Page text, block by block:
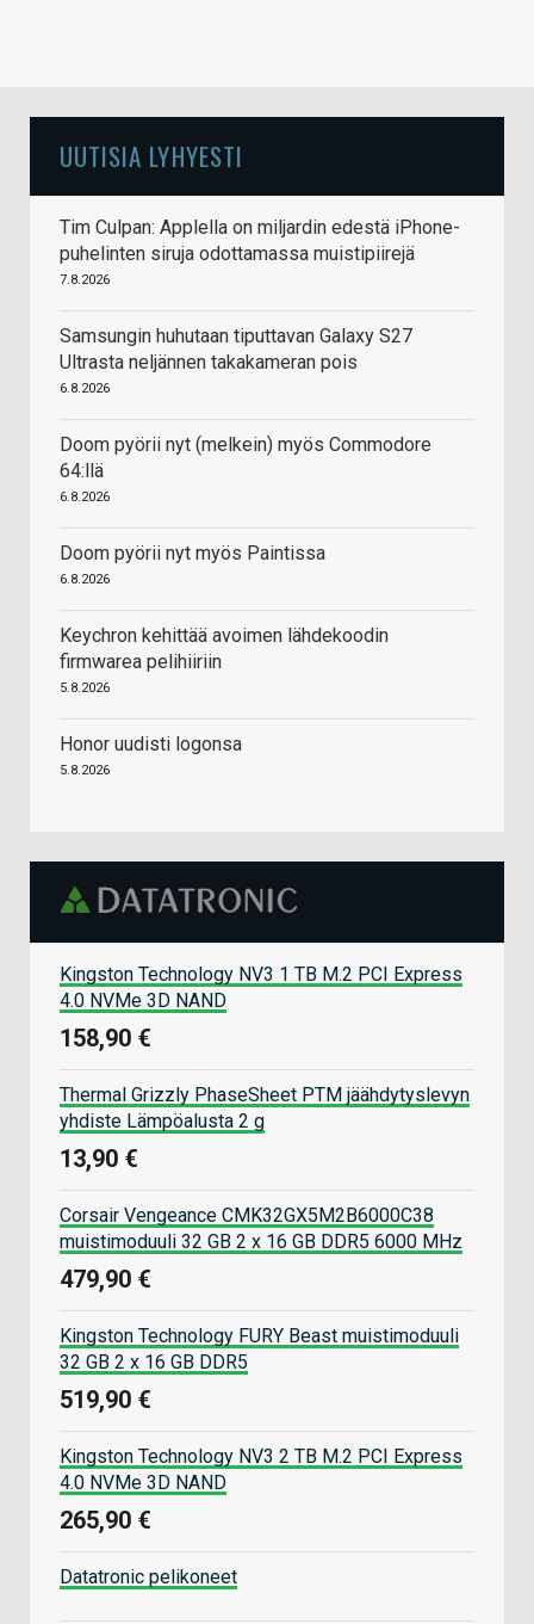
UUTISIA LYHYESTI
Tim Culpan: Applella on miljardin edestä iPhone-
puhelinten siruja odottamassa muistipiirejä
7.8.2026
Samsungin huhutaan tiputtavan Galaxy S27
Ultrasta neljännen takakameran pois
6.8.2026
Doom pyörii nyt (melkein) myös Commodore
64:llä
6.8.2026
Doom pyörii nyt myös Paintissa
6.8.2026
Keychron kehittää avoimen lähdekoodin
firmwarea pelihiiriin
5.8.2026
Honor uudisti logonsa
5.8.2026
Kingston Technology NV3 1 TB M.2 PCI Express
4.0 NVMe 3D NAND
158,90 €
Thermal Grizzly PhaseSheet PTM jäähdytyslevyn
yhdiste Lämpöalusta 2 g
13,90 €
Corsair Vengeance CMK32GX5M2B6000C38
muistimoduuli 32 GB 2 x 16 GB DDR5 6000 MHz
479,90 €
Kingston Technology FURY Beast muistimoduuli
32 GB 2 x 16 GB DDR5
519,90 €
Kingston Technology NV3 2 TB M.2 PCI Express
4.0 NVMe 3D NAND
265,90 €
Datatronic pelikoneet